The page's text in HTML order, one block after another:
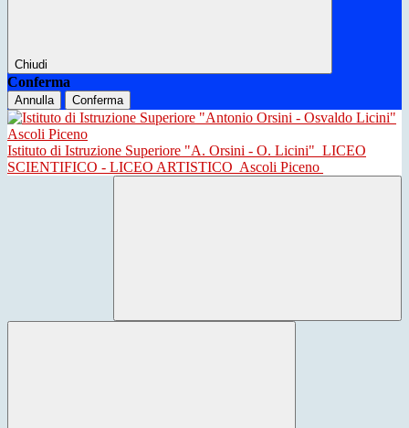
Chiudi
Conferma
Annulla Conferma
Istituto di Istruzione Superiore "A. Orsini - O. Licini" LICEO
SCIENTIFICO - LICEO ARTISTICO Ascoli Piceno